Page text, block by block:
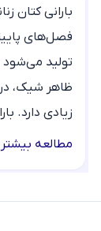
بارانی کتان
فصل‌های
تولید می‌شود
ظاهر شیک، در
زیادی دارد.
کمربنددار
مطالعه